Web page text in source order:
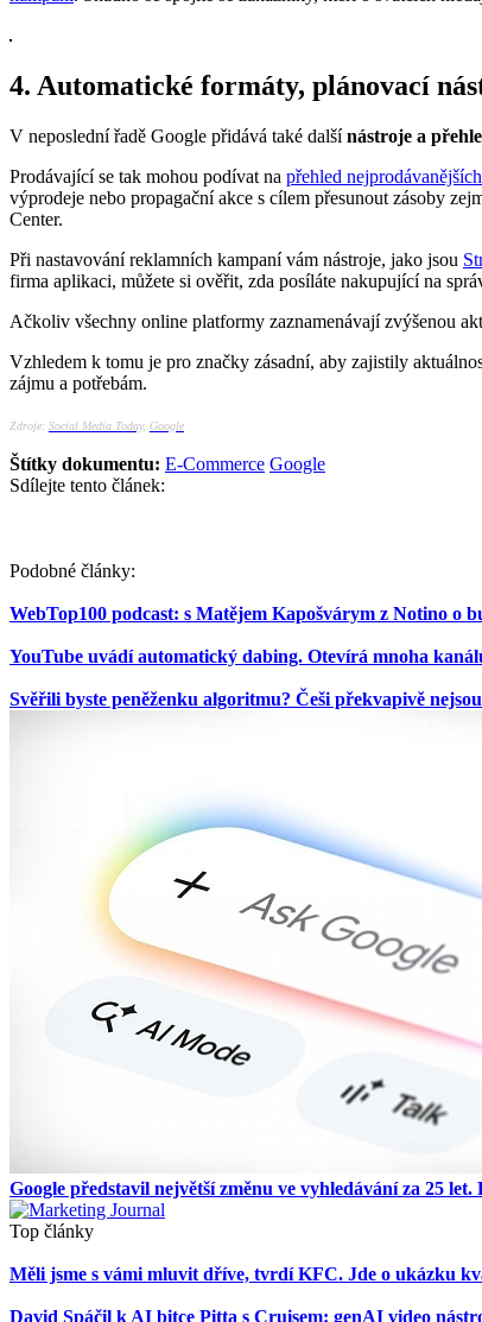
4. Automatické formáty, plánovací
V neposlední řadě Google přidává také dalšínástroje a
Prodávající se tak mohou podívat na přehled
výprodeje nebo propagační akce s cílem přesunout zásoby
Center.
Při nastavování reklamních kampaní vám nástroje, jako jsou
firma aplikaci, můžete si ověřit, zda posíláte nakupující na
Ačkoliv všechny online platformy zaznamenávají zvýšenou
Vzhledem k tomu je pro značky zásadní, aby zajistily
zájmu a potřebám.
Zdroje: Social Media Today, Google
Štítky dokumentu: E-Commerce Google
Sdílejte tento článek:
Podobné články:
WebTop100 podcast: s Matějem Kapošvárym z Notino o
YouTube uvádí automatický dabing. Otevírá mnoha
Svěřili byste peněženku algoritmu? Češi překvapivě
Google představil největší změnu ve vyhledávání za 25 let.
Top články
Měli jsme s vámi mluvit dříve, tvrdí KFC. Jde o ukázku
David Spáčil k AI bitce Pitta s Cruisem: genAI video